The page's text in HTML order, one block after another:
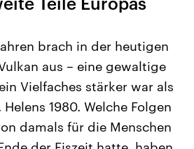
Anhalt
6.
neuen
das
aus
Aktuelle Beiträge,
Hintergründe
Wirtschaftlich und
gehören die Vereinigten
den mächtigsten Ländern
mit großem Einfluss auf
brach in der heutigen
aus – eine gewaltige
Vielfaches stärker war als
1980. Welche Folgen
damals für die Menschen